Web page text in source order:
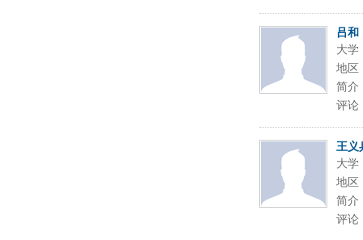
吕和
大学
地区
简介
评论
王义
大学
地区
简介
评论